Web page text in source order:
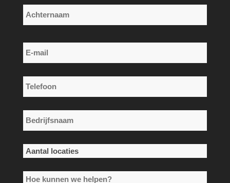
E-
mail
*
Telefoon
*
Bedrijfsnaam
*
Aantal
*Hoe